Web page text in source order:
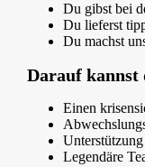
Du gibst bei
Du lieferst
Du machst
Darauf kannst
Einen
Legendäre